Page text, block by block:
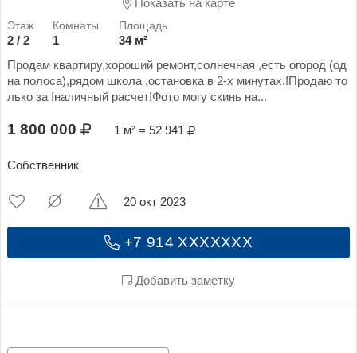
Показать на карте
2 / 2 1
34 м²
Продам квартиру,хороший ремонт,солнечная ,есть огород (од
на полоса),рядом школа ,остановка в 2-х минутах.!Продаю то
лько за !наличный расчет!Фото могу скинь на...
1 800 000 1 м² = 52 941
Собственник
+7 914 XXXXXXX
Добавить заметку
20 окт 2023